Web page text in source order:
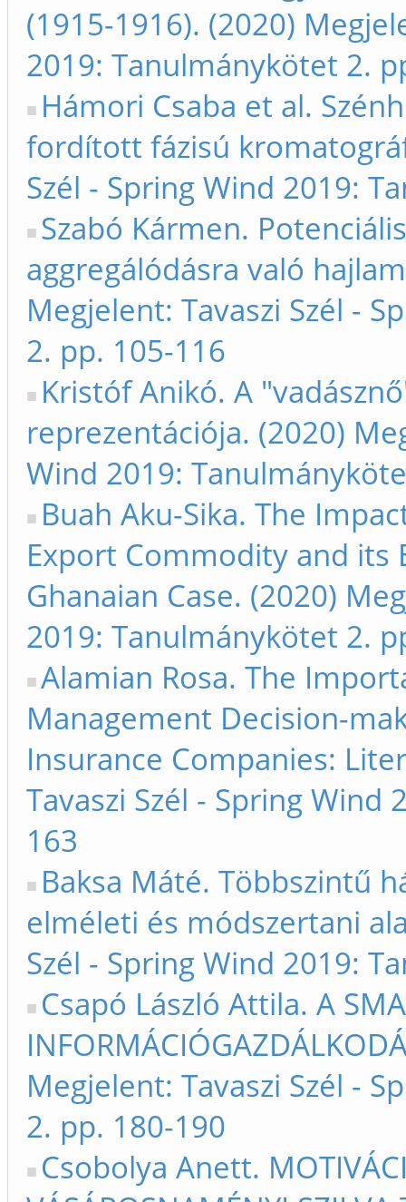
(1915-1916). (2020)
2019: Tanulmánykötet 2.
Hámori Csaba et al.
fordított fázisú
Szél - Spring Wind 2019:
Szabó Kármen.
aggregálódásra való
Megjelent: Tavaszi Szél -
2. pp. 105-116
Kristóf Anikó. A
reprezentációja. (2020)
Wind 2019:
Buah Aku-Sika. The
Export Commodity and its
Ghanaian Case. (2020)
2019: Tanulmánykötet 2.
Alamian Rosa. The
Management Decision-
Insurance Companies:
Tavaszi Szél - Spring
163
Baksa Máté. Többszintű
elméleti és módszertani
Szél - Spring Wind 2019:
Csapó László Attila. A
Megjelent: Tavaszi Szél -
2. pp. 180-190
Csobolya Anett.